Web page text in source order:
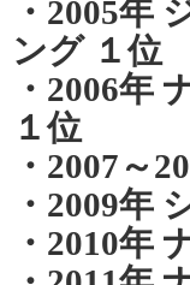
・2005年
ング １位
・2006年
１位
・2007～
・2009年
・2010年